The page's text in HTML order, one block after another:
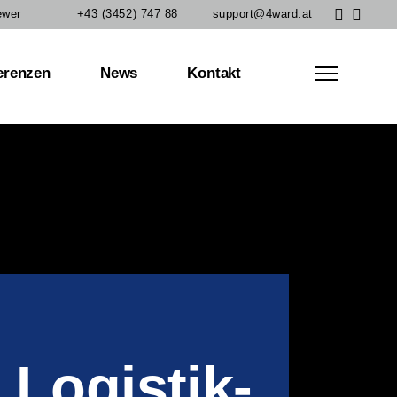
+43 (3452) 747 88 support@4ward.at
News Kontakt